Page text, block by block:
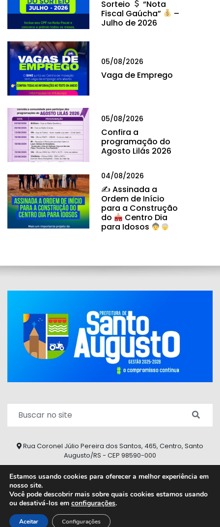
Sorteio
“Nota
Fiscal Gaúcha”
–
Julho de 2026
05/08/2026
Vaga de Emprego
05/08/2026
Confira a
programação do
Agosto Lilás 2026
04/08/2026
✍ Assinada a
Ordem de Início
para a Construção
do
Centro Dia
para Idosos
Rua Coronel Júlio Pereira dos Santos, 465, Centro, Santo
Augusto/RS - CEP 98590-000
2026 © Todos os direitos reservados.
Estamos usando cookies para oferecer a melhor experiência em
nosso site.
Você pode descobrir mais sobre quais cookies estamos usando
ou desativá-los em configurações.
Aceitar Configurações